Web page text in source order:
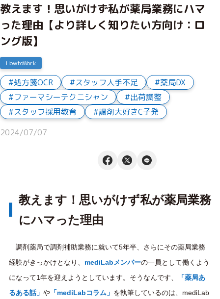
教えます！思いがけず私が薬局業務にハマ
った理由【より詳しく知りたい方向け：ロ
ング版】
HowtoWork
処方箋OCR スタッフ人手不足
薬局DX
ファーマシーテクニシャン
出荷調整
スタッフ採用教育
調剤大好きC子発
2024/07/07
教えます！思いがけず私が薬局業務
にハマった理由
調剤薬局で調剤補助業務に就いて5年半、さらにその薬局業務
経験がきっかけとなり、 mediLabメンバーの一員として働くよう
になって1年を迎えようとしています。そうなんです、
「薬局あ
るある話」 や 「mediLabコラム」 を執筆しているのは、mediLab